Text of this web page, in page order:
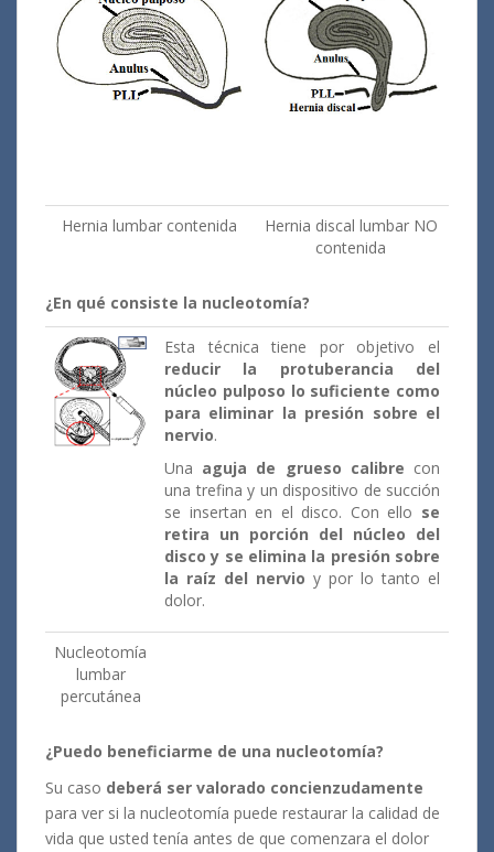
Hernia lumbar contenida
Hernia discal lumbar NO
contenida
¿En qué consiste la nucleotomía?
Esta técnica tiene por objetivo el
reducir la protuberancia del
núcleo pulposo lo suficiente como
para eliminar la presión sobre el
nervio.
Una aguja de grueso calibre con
una trefina y un dispositivo de succión
se insertan en el disco. Con ello se
retira un porción del núcleo del
disco y se elimina la presión sobre
la raíz del nervio y por lo tanto el
dolor.
Nucleotomía
lumbar
percutánea
¿Puedo beneficiarme de una nucleotomía?
Su caso deberá ser valorado concienzudamente
para ver si la nucleotomía puede restaurar la calidad de
vida que usted tenía antes de que comenzara el dolor